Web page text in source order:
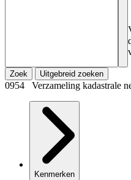
Zoek Uitgebreid zoeken
0954 Verzameling kadastrale
Kenmerken